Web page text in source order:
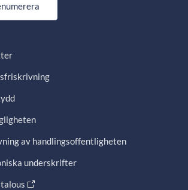
av handlingsoffentligheten
underskrifter